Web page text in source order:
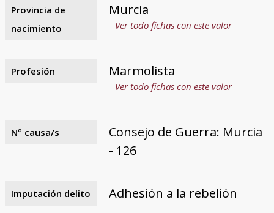
Provincia de
nacimiento
Murcia
Ver todo fichas con este valor
Profesión Marmolista
Ver todo fichas con este valor
Nº causa/s
Consejo de Guerra: Murcia
- 126
Imputación delito Adhesión a la rebelión